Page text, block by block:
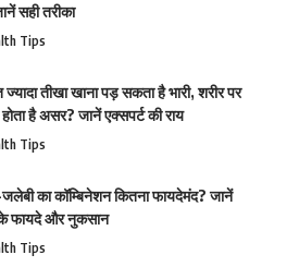
सही तरीका
Tips
ज्यादा तीखा खाना पड़ सकता है भारी, शरीर पर
होता है असर? जानें एक्सपर्ट की राय
Tips
का कॉम्बिनेशन कितना फायदेमंद? जानें
फायदे और नुकसान
Tips